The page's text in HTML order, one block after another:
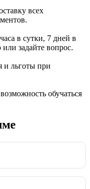
всех
в сутки, 7 дней в
задайте вопрос.
и льготы при
обучаться